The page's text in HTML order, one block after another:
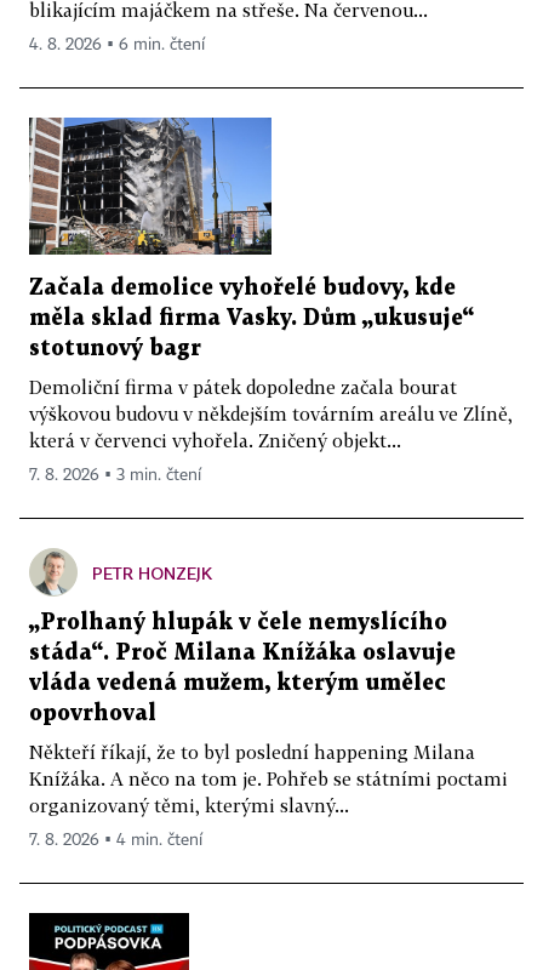
blikajícím majáčkem na střeše. Na červenou...
4. 8. 2026 ▪ 6 min. čtení
Začala demolice vyhořelé budovy, kde
měla sklad firma Vasky. Dům „ukusuje“
stotunový bagr
Demoliční firma v pátek dopoledne začala bourat
výškovou budovu v někdejším továrním areálu ve Zlíně,
která v červenci vyhořela. Zničený objekt...
7. 8. 2026 ▪ 3 min. čtení
PETR HONZEJK
„Prolhaný hlupák v čele nemyslícího
stáda“. Proč Milana Knížáka oslavuje
vláda vedená mužem, kterým umělec
opovrhoval
Někteří říkají, že to byl poslední happening Milana
Knížáka. A něco na tom je. Pohřeb se státními poctami
organizovaný těmi, kterými slavný...
7. 8. 2026 ▪ 4 min. čtení